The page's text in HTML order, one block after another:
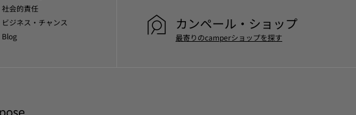
社会的責任
ビジネス・チャンス
Blog
カンペール・ショップ
最寄りのcamperショップを探す